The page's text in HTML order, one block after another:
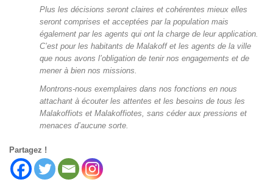
Plus les décisions seront claires et cohérentes mieux elles
seront comprises et acceptées par la population mais
également par les agents qui ont la charge de leur application.
C’est pour les habitants de Malakoff et les agents de la ville
que nous avons l’obligation de tenir nos engagements et de
mener à bien nos missions.
Montrons-nous exemplaires dans nos fonctions en nous
attachant à écouter les attentes et les besoins de tous les
Malakoffiots et Malakoffiotes, sans céder aux pressions et
menaces d’aucune sorte.
Partagez !